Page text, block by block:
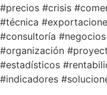
#precios #crisis
#técnica
#consultoría
#organización
#estadísticos
#indicadores